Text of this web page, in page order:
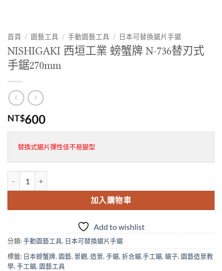
首頁 / 園藝工具 / 手動園藝工具 / 日本可替換鋸片手鋸
NISHIGAKI 西垣工業 螃蟹牌 N-736替刃式
手鋸270mm
NT$600
替換式鋸片彈性佳不易變型
加入購物車
Add to wishlist
分類:手動園藝工具, 日本可替換鋸片手鋸
標籤: 日本螃蟹牌, 園藝,景觀,造景,手鋸,折合鋸.手工鋸,鋸子, 園藝造景教
學,手工鋸, 園藝工具